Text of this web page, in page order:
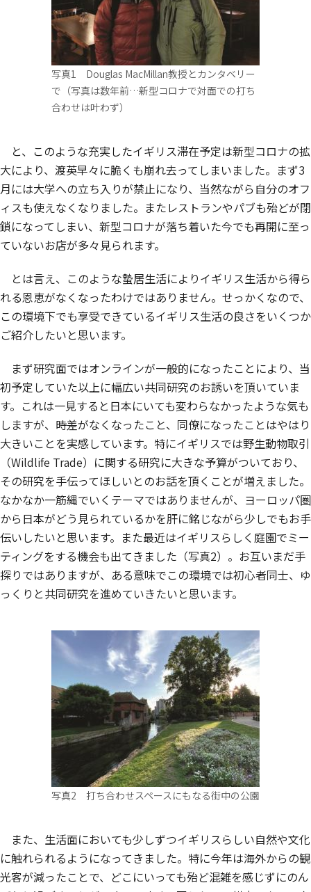
写真1 Douglas MacMillan教授とカンタベリー
で（写真は数年前…新型コロナで対面での打ち
合わせは叶わず）
写真2 打ち合わせスペースにもなる街中の公園
と、このような充実したイギリス滞在予定は新型コロナの拡
大により、渡英早々に脆くも崩れ去ってしまいました。まず3
月には大学への立ち入りが禁止になり、当然ながら自分のオフ
ィスも使えなくなりました。またレストランやパブも殆どが閉
鎖になってしまい、新型コロナが落ち着いた今でも再開に至っ
ていないお店が多々見られます。
とは言え、このような蟄居生活によりイギリス生活から得ら
れる恩恵がなくなったわけではありません。せっかくなので、
この環境下でも享受できているイギリス生活の良さをいくつか
ご紹介したいと思います。
まず研究面ではオンラインが一般的になったことにより、当
初予定していた以上に幅広い共同研究のお誘いを頂いていま
す。これは一見すると日本にいても変わらなかったような気も
しますが、時差がなくなったこと、同僚になったことはやはり
大きいことを実感しています。特にイギリスでは野生動物取引
（Wildlife Trade）に関する研究に大きな予算がついており、
その研究を手伝ってほしいとのお話を頂くことが増えました。
なかなか一筋縄でいくテーマではありませんが、ヨーロッパ圏
から日本がどう見られているかを肝に銘じながら少しでもお手
伝いしたいと思います。また最近はイギリスらしく庭園でミー
ティングをする機会も出てきました（写真2）。お互いまだ手
探りではありますが、ある意味でこの環境では初心者同士、ゆ
っくりと共同研究を進めていきたいと思います。
また、生活面においても少しずつイギリスらしい自然や文化
に触れられるようになってきました。特に今年は海外からの観
光客が減ったことで、どこにいっても殆ど混雑を感じずにのん